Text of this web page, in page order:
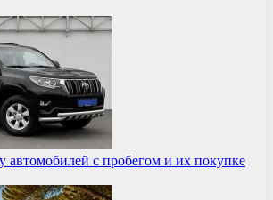
автомобилей с пробегом и их покупке